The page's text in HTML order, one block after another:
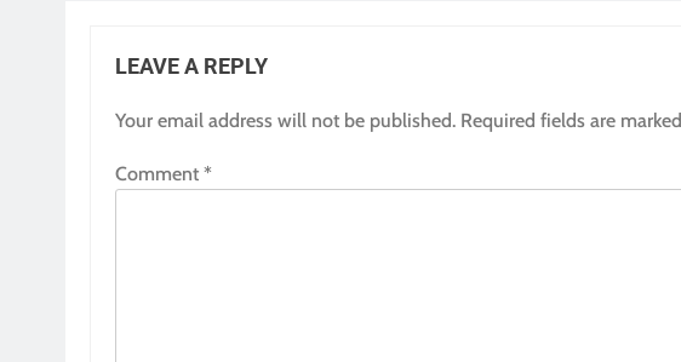
LEAVE A REPLY
Your email address will not be published. Required fields are marked
Comment *